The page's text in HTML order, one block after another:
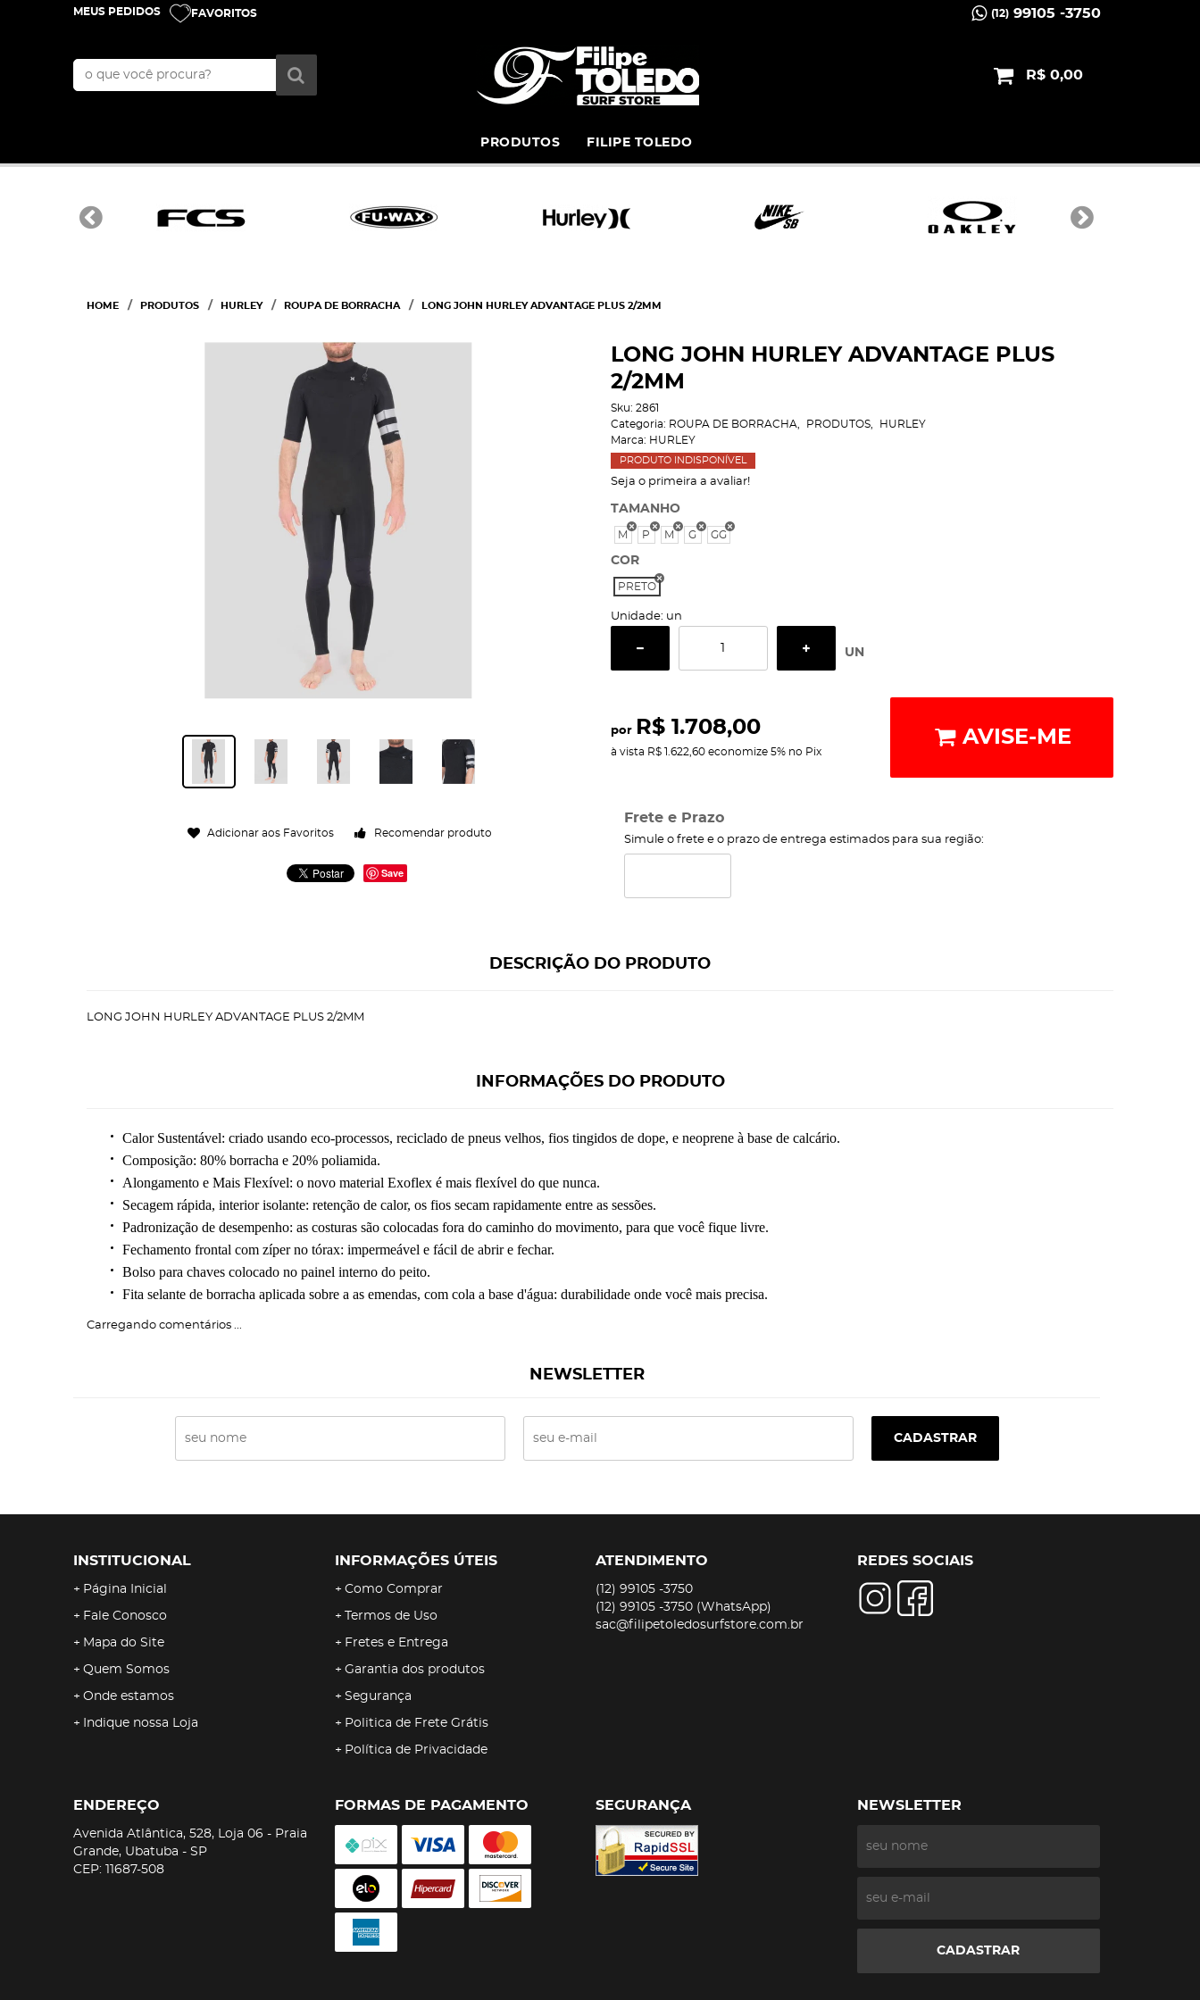
MEUS PEDIDOS FAVORITOS (12)99105 -3750
R$ 0,00
PRODUTOS FILIPE TOLEDO
HOME PRODUTOS HURLEY ROUPA DE BORRACHA LONG JOHN HURLEY ADVANTAGE PLUS 2/2MM
Adicionar aos Favoritos Recomendar produto
Save
LONG JOHN HURLEY ADVANTAGE PLUS
2/2MM
Sku: 2861
Categoria: ROUPA DE BORRACHA PRODUTOS
HURLEY
Marca: HURLEY
PRODUTO INDISPONÍVEL
Seja o primeira a avaliar!
TAMANHO
M P M G GG
COR
PRETO
Unidade: un
UN
por R$ 1.708,00
à vista R$ 1.622,60economize 5% no Pix
AVISE-ME
Frete e Prazo
Simule o frete e o prazo de entrega estimados para sua região:
DESCRIÇÃO DO PRODUTO
LONG JOHN HURLEY ADVANTAGE PLUS 2/2MM
INFORMAÇÕES DO PRODUTO
Calor Sustentável: criado usando eco-processos, reciclado de pneus velhos, fios tingidos de dope, e neoprene à base de calcário.
Composição: 80% borracha e 20% poliamida.
Alongamento e Mais Flexível: o novo material Exoflex é mais flexível do que nunca.
Secagem rápida, interior isolante: retenção de calor, os fios secam rapidamente entre as sessões.
Padronização de desempenho: as costuras são colocadas fora do caminho do movimento, para que você fique livre.
Fechamento frontal com zíper no tórax: impermeável e fácil de abrir e fechar.
Bolso para chaves colocado no painel interno do peito.
Fita selante de borracha aplicada sobre a as emendas, com cola a base d'água: durabilidade onde você mais precisa.
Carregando comentários ...
NEWSLETTER
CADASTRAR
INSTITUCIONAL
Página Inicial
Fale Conosco
Mapa do Site
Quem Somos
Onde estamos
Indique nossa Loja
INFORMAÇÕES ÚTEIS
Como Comprar
Termos de Uso
Fretes e Entrega
Garantia dos produtos
Segurança
Politica de Frete Grátis
Política de Privacidade
ATENDIMENTO
(12) 99105 -3750
(12) 99105 -3750 (WhatsApp)
sac@filipetoledosurfstore.com.br
REDES SOCIAIS
ENDEREÇO
Avenida Atlântica, 528, Loja 06 - Praia
Grande, Ubatuba - SP
CEP: 11687-508
FORMAS DE PAGAMENTO SEGURANÇA NEWSLETTER
CADASTRAR